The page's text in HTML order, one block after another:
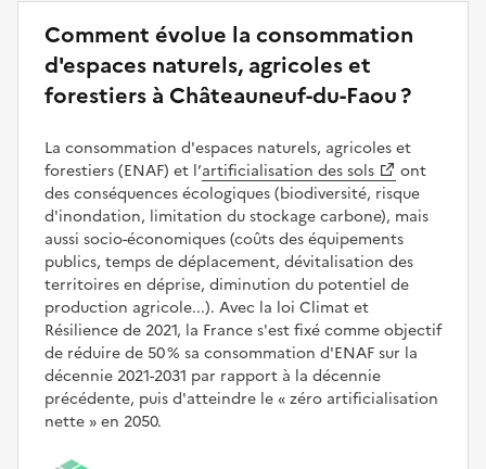
Comment évolue la consommation
d'espaces naturels, agricoles et
forestiers à Châteauneuf-du-Faou ?
La consommation d'espaces naturels, agricoles et
forestiers (ENAF) et l’artificialisation des sols
ont
des conséquences écologiques (biodiversité, risque
d'inondation, limitation du stockage carbone), mais
aussi socio-économiques (coûts des équipements
publics, temps de déplacement, dévitalisation des
territoires en déprise, diminution du potentiel de
production agricole...). Avec la loi Climat et
Résilience de 2021, la France s'est fixé comme objectif
de réduire de 50 % sa consommation d'ENAF sur la
décennie 2021-2031 par rapport à la décennie
précédente, puis d'atteindre le
zéro artificialisation
nette
en 2050.